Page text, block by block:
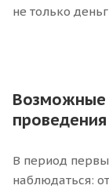
не только
Возможные
В период
наблюдаться: